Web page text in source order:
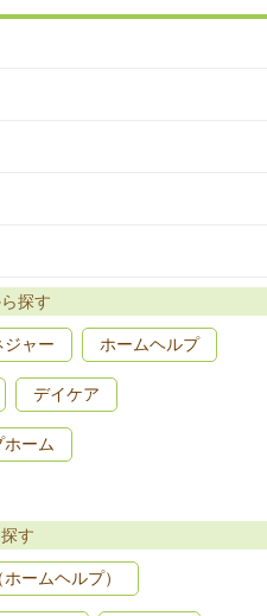
探す
ジャー ホームヘルプ
デイケア
ホーム
す
ームヘルプ）